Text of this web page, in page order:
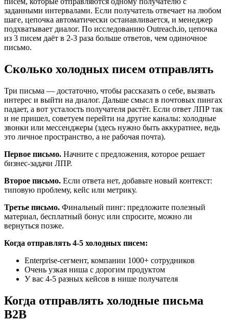
заданными интервалами. Если получатель отвечает на любом
шаге, цепочка автоматически останавливается, и менеджер
подхватывает диалог. По исследованию Outreach.io, цепочка
из 3 писем даёт в 2-3 раза больше ответов, чем одиночное
письмо.
Сколько холодных писем отправлять
Три письма — достаточно, чтобы рассказать о себе, вызвать
интерес и выйти на диалог. Дальше смысл в почтовых пингах
падает, а вот усталость получателя растёт. Если ответ ЛПР так
и не пришел, советуем перейти на другие каналы: холодные
звонки или мессенджеры (здесь нужно быть аккуратнее, ведь
это личное пространство, а не рабочая почта).
Первое письмо. Начните с предложения, которое решает
бизнес-задачи ЛПР.
Второе письмо. Если ответа нет, добавьте новый контекст:
типовую проблему, кейс или метрику.
Третье письмо. Финальный пинг: предложите полезный
материал, бесплатный бонус или спросите, можно ли
вернуться позже.
Когда отправлять 4-5 холодных писем:
Enterprise-сегмент, компании 1000+ сотрудников
Очень узкая ниша с дорогим продуктом
У вас 4-5 разных кейсов в нише получателя
Когда отправлять холодные письма
B2B